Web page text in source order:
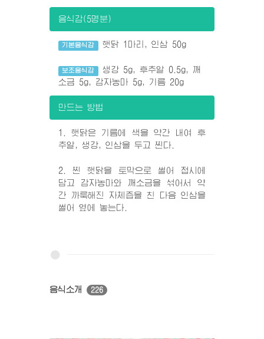
음식감(5명분)
기본음식감 햇닭 1마리, 인삼 50g
보조음식감
생강 5g, 후추알 0.5g, 깨
소금 5g, 감자농마 5g, 기름 20g
만드는 방법
1. 햇닭은 기름에 색을 약간 내여 후
추알, 생강, 인삼을 두고 찐다.
2. 찐 햇닭을 토막으로 썰어 접시에
담고 감자농마와 깨소금을 섞어서 약
간 까룩해진 자체즙을 친 다음 인삼을
썰어 옆에 놓는다.
음식소개 226